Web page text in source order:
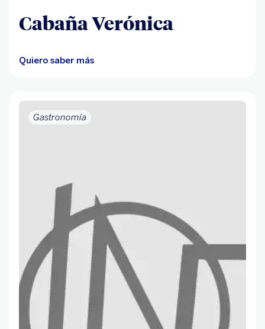
Cabaña Verónica
Quiero saber más
Gastronomía